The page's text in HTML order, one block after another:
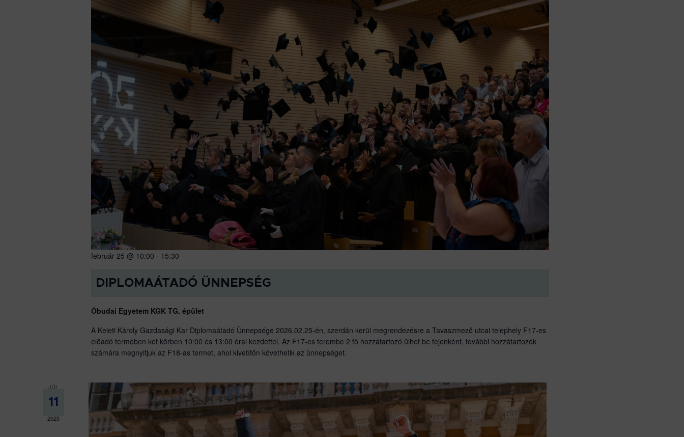
február 25 @ 10:00 - 15:30
DIPLOMAÁTADÓ ÜNNEPSÉG
Óbudai Egyetem KGK TG. épület
A Keleti Károly Gazdasági Kar Diplomaátadó Ünnepsége 2026.02.25-én, szerdán kerül megrendezésre a Tavaszmező utcai telephely F17-es
előadó termében két körben 10:00 és 13:00 órai kezdettel. Az F17-es terembe 2 fő hozzátartozó ülhet be fejenként, további hozzátartozók
számára megnyitjuk az F18-as termet, ahol kivetítőn követhetik az ünnepséget.
JÚL
11
2025